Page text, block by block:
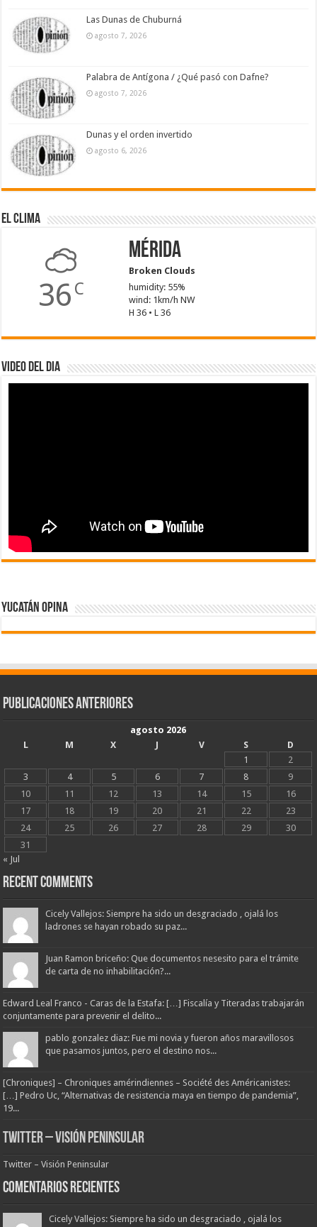
Las Dunas de Chuburná
agosto 7, 2026
Palabra de Antígona / ¿Qué pasó con Dafne?
agosto 7, 2026
Dunas y el orden invertido
agosto 6, 2026
El Clima
36 C
Mérida
Broken Clouds
humidity: 55%
wind: 1km/h NW
H 36 • L 36
Video del dia
Yucatán Opina
Publicaciones Anteriores
agosto 2026
L
M X J V S
D
1
2
3
4 5 6 7 8
9
10
11 12 13 14 15
16
17
18 19 20 21 22
23
24
25 26 27 28 29
30
31
« Jul
Recent Comments
Cicely Vallejos: Siempre ha sido un desgraciado , ojalá los
ladrones se hayan robado su paz...
Juan Ramon briceño: Que documentos nesesito para el trámite
de carta de no inhabilitación?...
Edward Leal Franco - Caras de la Estafa: […] Fiscalía y Titeradas trabajarán
conjuntamente para prevenir el delito...
pablo gonzalez diaz: Fue mi novia y fueron años maravillosos
que pasamos juntos, pero el destino nos...
[Chroniques] – Chroniques amérindiennes – Société des Américanistes:
[…] Pedro Uc, “Alternativas de resistencia maya en tiempo de pandemia”,
19...
Twitter – Visión Peninsular
Twitter – Visión Peninsular
Comentarios Recientes
Cicely Vallejos: Siempre ha sido un desgraciado , ojalá los